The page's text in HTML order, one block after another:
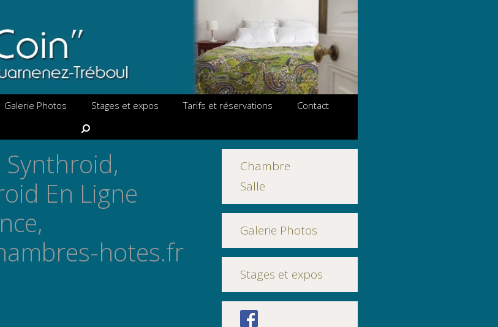
Galerie Photos Stages et expos Tarifs et réservations
Contact
Synthroid,
En Ligne
hotes.fr
Chambre
Salle
Galerie Photos
Stages et expos